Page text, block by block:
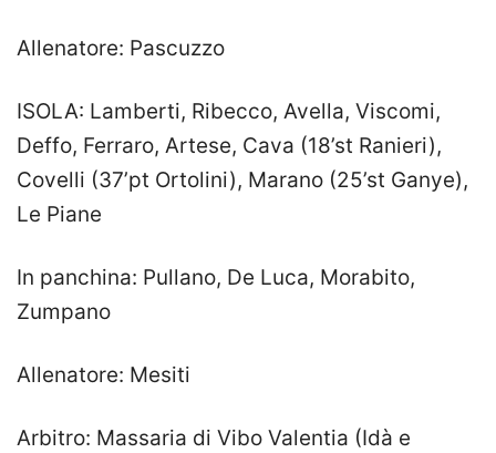
Allenatore: Pascuzzo
ISOLA: Lamberti, Ribecco, Avella, Viscomi,
Deffo, Ferraro, Artese, Cava (18’st Ranieri),
Covelli (37’pt Ortolini), Marano (25’st Ganye),
Le Piane
In panchina: Pullano, De Luca, Morabito,
Zumpano
Allenatore: Mesiti
Arbitro: Massaria di Vibo Valentia (Idà e